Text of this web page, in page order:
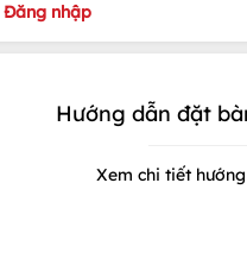
Đăng nhập
Hướng dẫn đặt
Xem chi tiết